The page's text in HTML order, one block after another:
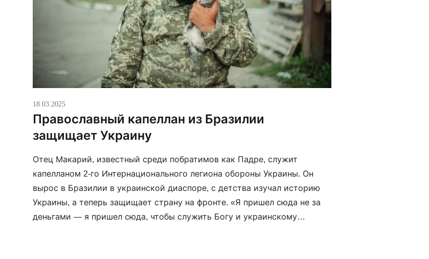
18.03.2025
Православный капеллан из Бразилии
защищает Украину
Отец Макарий, известный среди побратимов как Падре, служит
капелланом 2-го Интернационального легиона обороны Украины. Он
вырос в Бразилии в украинской диаспоре, с детства изучал историю
Украины, а теперь защищает страну на фронте. «Я пришел сюда не за
деньгами — я пришел сюда, чтобы служить Богу и украинскому